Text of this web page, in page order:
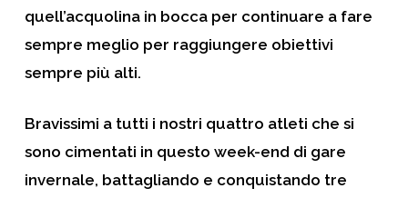
quell’acquolina in bocca per continuare a fare
sempre meglio per raggiungere obiettivi
sempre più alti.
Bravissimi a tutti i nostri quattro atleti che si
sono cimentati in questo week-end di gare
invernale, battagliando e conquistando tre